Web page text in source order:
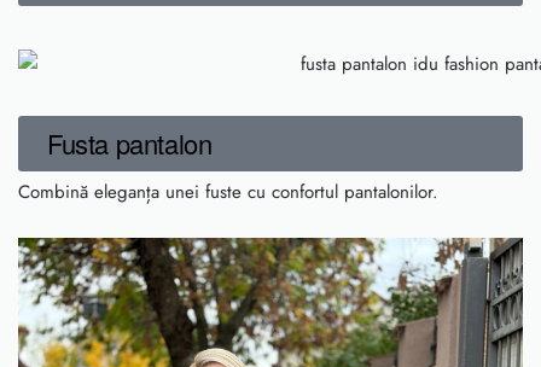
Fusta pantalon
Combină eleganța unei fuste cu confortul pantalonilor.